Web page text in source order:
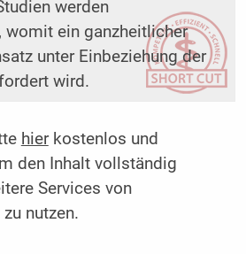
werden
womit ein ganzheitlicher
unter Einbeziehung der
wird.
hierkostenlos und
den Inhalt vollständig
Services von
nutzen.